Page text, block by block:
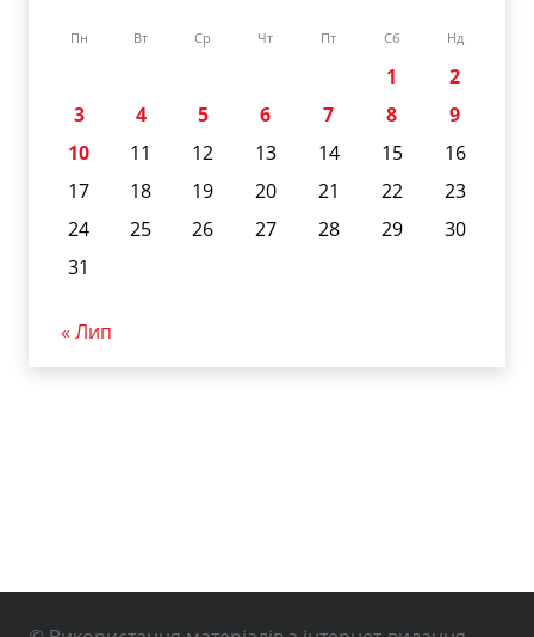
Пн Вт Ср Чт Пт Сб Нд
1
2
3
4 5 6 7 8
9
10
11 12 13 14 15
16
17
18 19 20 21 22
23
24
25 26 27 28 29
30
31
« Лип